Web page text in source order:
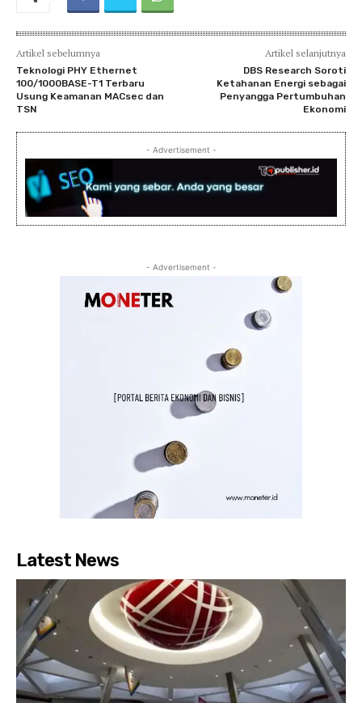
Artikel sebelumnya
Teknologi PHY Ethernet
100/1000BASE-T1 Terbaru
Usung Keamanan MACsec dan
TSN
Artikel selanjutnya
DBS Research Soroti
Ketahanan Energi sebagai
Penyangga Pertumbuhan
Ekonomi
- Advertisement -
- Advertisement -
Latest News